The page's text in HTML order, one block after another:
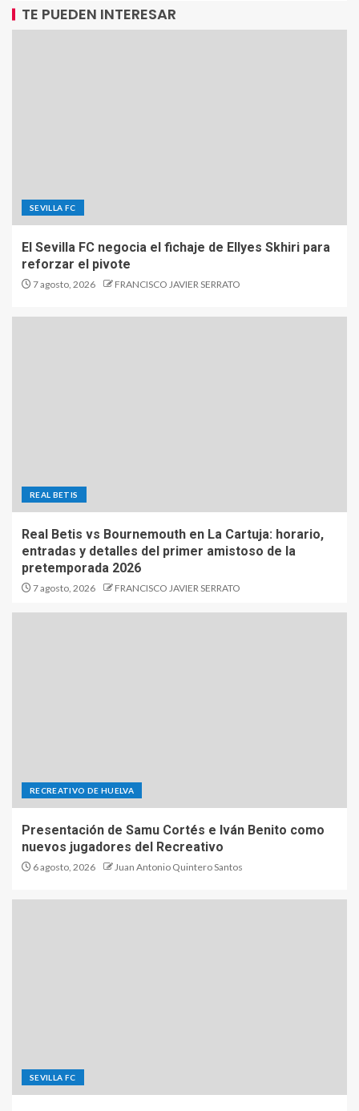
TE PUEDEN INTERESAR
SEVILLA FC
El Sevilla FC negocia el fichaje de Ellyes Skhiri para
reforzar el pivote
7 agosto, 2026 FRANCISCO JAVIER SERRATO
REAL BETIS
Real Betis vs Bournemouth en La Cartuja: horario,
entradas y detalles del primer amistoso de la
pretemporada 2026
7 agosto, 2026 FRANCISCO JAVIER SERRATO
RECREATIVO DE HUELVA
Presentación de Samu Cortés e Iván Benito como
nuevos jugadores del Recreativo
6 agosto, 2026 Juan Antonio Quintero Santos
SEVILLA FC